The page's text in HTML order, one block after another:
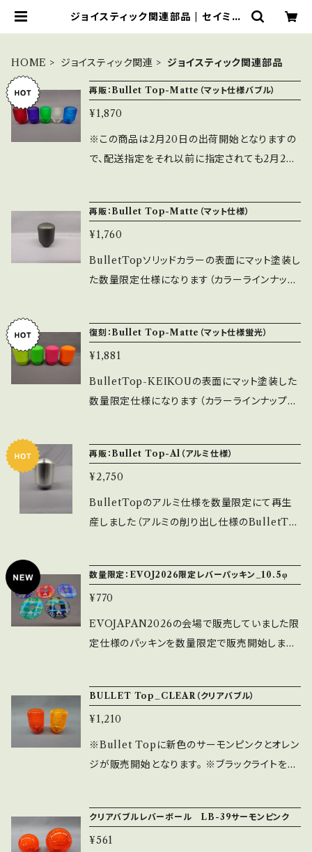
ジョイスティック関連部品 | セイミツ
HOME ジョイスティック関連 ジョイスティック関連部品
再販：Bullet Top-Matte（マット仕様バブル）
¥1,870
※この商品は2月20日の出荷開始となりますの
で、配送指定をそれ以前に指定されても2月20
なります（カラーラインナップは10色となりま
す） 汗をかきやすい方や滑りが気になる方にマ
ット仕様がおすすめです。 ※傷が付きやすいので
注意して下さい。 ※取付穴寸法は通常品と同じ
再販：Bullet Top-Matte（マット仕様）
¥1,760
BulletTopソリッドカラーの表面にマット塗装し
た数量限定仕様になります（カラーラインナップ
様がおすすめです。 ※傷が付きやすいので注意
して下さい。 ※取付穴寸法は通常品と同じくＭ6
での取付となります。
復刻：Bullet Top-Matte（マット仕様蛍光）
¥1,881
BulletTop-KEIKOUの表面にマット塗装した
数量限定仕様になります（カラーラインナップは
めです。 ※傷が付きやすいので注意して下さい。
※取付穴寸法は通常品と同じくＭ6での取付と
なります。
再販：Bullet Top-Al（アルミ仕様）
¥2,750
BulletTopのアルミ仕様を数量限定にて再生
産しました（アルミの削り出し仕様のBulletTo
て下さい。 ※取付穴寸法は通常品と同じくＭ6
での取付となります。 ※単体重量は72.91g（通
常品31.94g）です。
数量限定：EVOJ2026限定レバーパッキン_10.5φ
¥770
EVOJAPAN2026の会場で販売していました限
定仕様のパッキンを数量限定で販売開始します。
-32関連（SC除く）、LS-62-01、LSQ-40、SELS
-70X関連 ※紫・赤・青・緑・黒の全5色ラインナ
ップです。 ※和柄パッキンよりも厚い仕様となり
ます。
BULLET Top_CLEAR（クリアバブル）
¥1,210
※Bullet Topに新色のサーモンピンクとオレン
ジが販売開始となります。 ※ブラックライトを当
合につきましては個体差があります事を予めご
了承ください。 ※取付穴径M6（通常のレバーボ
クリアバブルレバーボール LB-39サーモンピンク
¥561